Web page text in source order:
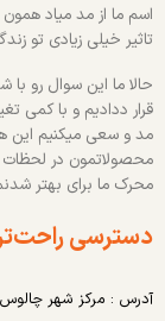
اسم ما از مد میاد
تاثیر خیلی زیادی تو
حالا ما این سوال رو
قرار ددادیم و با کمی
مد و سعی میکنیم این
محصولاتمون در لحظات
محرک ما برای بهتر
دسترسی راحت‌تر
آدرس : مرکز شهر چالوس